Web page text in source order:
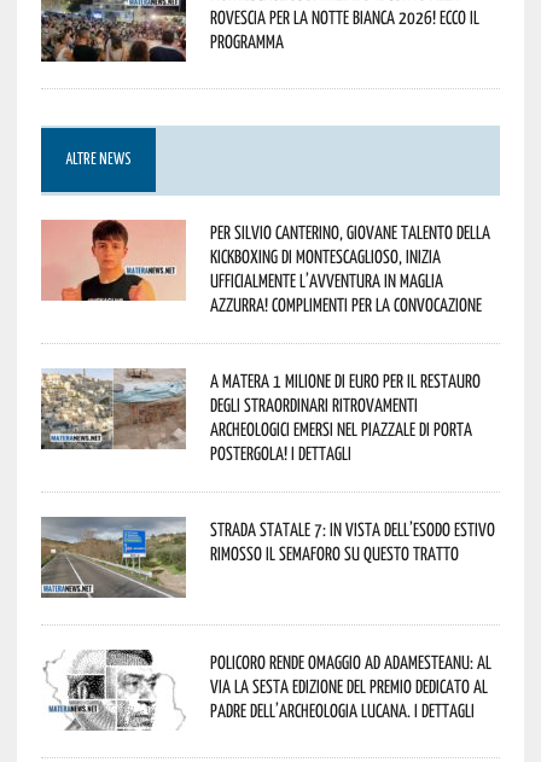
rovescia per la Notte Bianca 2026! Ecco il
programma
ALTRE NEWS
Per Silvio Canterino, giovane talento della
kickboxing di Montescaglioso, inizia
ufficialmente l’avventura in maglia
azzurra! Complimenti per la convocazione
A Matera 1 milione di euro per il restauro
degli straordinari ritrovamenti
archeologici emersi nel piazzale di Porta
Postergola! I dettagli
Strada statale 7: in vista dell’esodo estivo
rimosso il semaforo su questo tratto
Policoro rende omaggio ad Adamesteanu: al
via la sesta edizione del Premio dedicato al
padre dell’archeologia lucana. I dettagli